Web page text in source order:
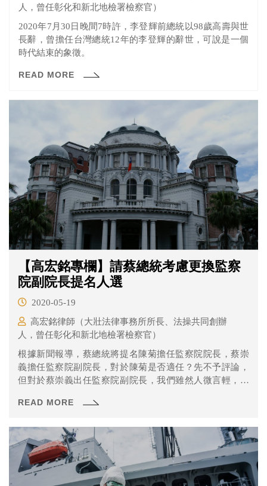
人，曾任彰化和新北地檢署檢察官）
2020年7月30日晚間7時許，李登輝前總統以98歲高壽與世
長辭，曾擔任台灣總統12年的李登輝的辭世，可說是一個
時代結束的象徵。
READ MORE
【高宏銘專欄】請蔡總統考慮更換監察
院副院長提名人選
2020-05-19
高宏銘律師（大壯法律事務所所長、法操共同創辦
人，曾任彰化和新北地檢署檢察官）
根據新聞報導，蔡總統將提名陳菊擔任監察院院長，蔡崇
義擔任監察院副院長，對於陳菊是否適任？先不予評論，
但對於蔡崇義出任監察院副院長，我們雖然人微言輕，但
（https://www.ettoday.net/news/20200510/1711128.htm）
READ MORE